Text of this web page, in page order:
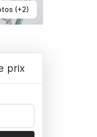
(+2)
prix